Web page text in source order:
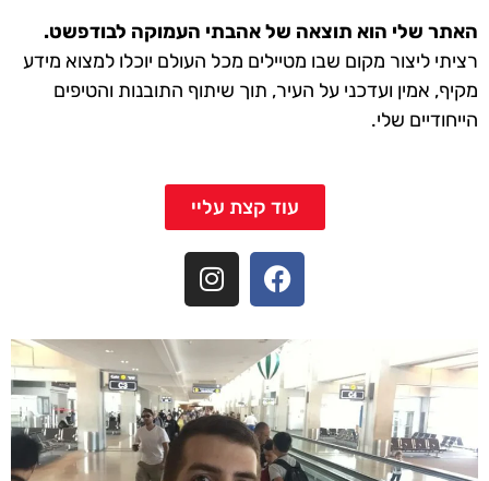
האתר שלי הוא תוצאה של אהבתי העמוקה לבודפשט.
רציתי ליצור מקום שבו מטיילים מכל העולם יוכלו למצוא מידע
מקיף, אמין ועדכני על העיר, תוך שיתוף התובנות והטיפים
הייחודיים שלי.
עוד קצת עליי